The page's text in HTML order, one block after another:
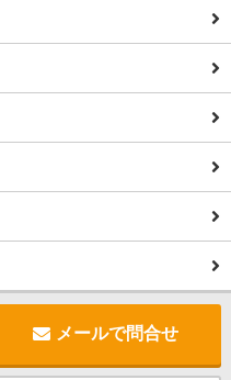
メールで問合せ